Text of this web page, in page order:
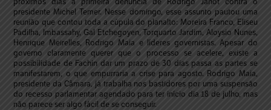
presidente Michel Temer. Nesse domingo, esse assunto pautou uma
reunião que contou toda a cúpula do planalto: Moreira Franco, Eliseu
Padilha, Imbassahy, Gal Etchegoyen, Torquarto Jardim, Aloysio Nunes,
Henrique Meirelles, Rodrigo Maia e líderes governistas. Apesar do
governo claramente querer que o processo se acelere, existe a
possibilidade de Fachin dar um prazo de 30 dias passa as partes se
manifestarem, o que empurraria a crise para agosto. Rodrigo Maia,
presidente da Câmara, já trabalha nos bastidores por uma suspensão
do recesso parlamentar agendado para ter início dia 18 de julho, mas
não parece ser algo fácil de se conseguir.